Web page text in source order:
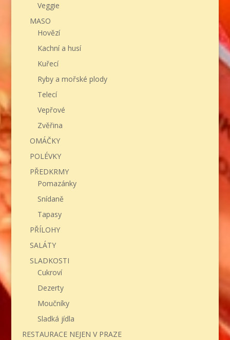
Veggie
MASO
Hovězí
Kachní a husí
Kuřecí
Ryby a mořské plody
Telecí
Vepřové
Zvěřina
OMÁČKY
POLÉVKY
PŘEDKRMY
Pomazánky
Snídaně
Tapasy
PŘÍLOHY
SALÁTY
SLADKOSTI
Cukroví
Dezerty
Moučníky
Sladká jídla
RESTAURACE NEJEN V PRAZE